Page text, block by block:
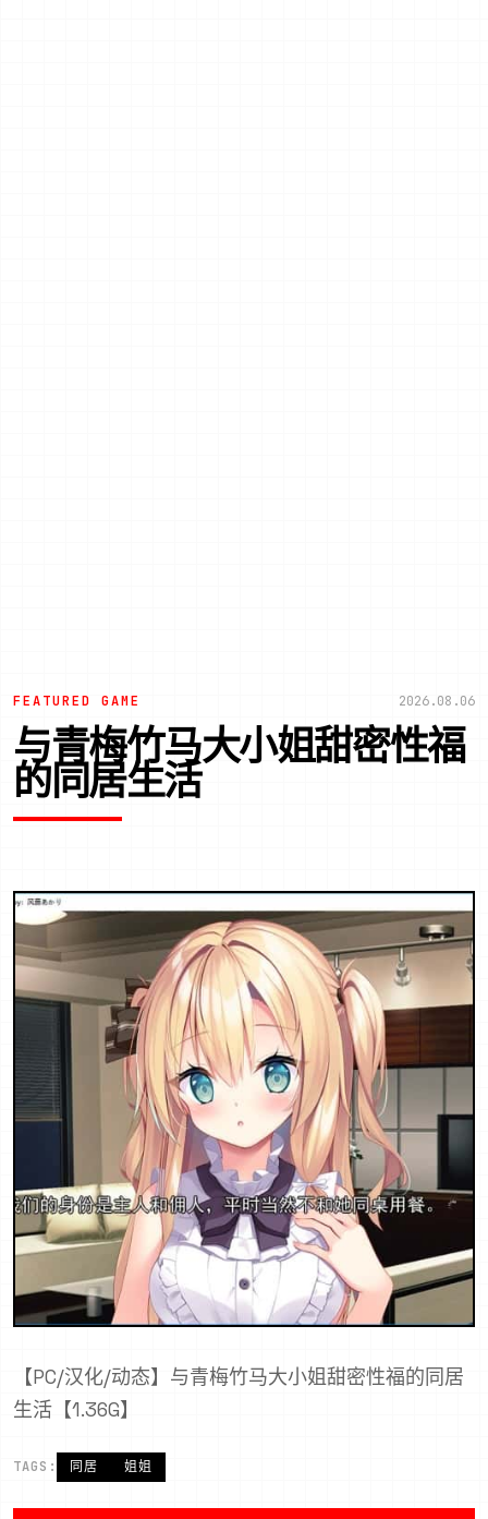
FEATURED GAME 2026.08.06
与青梅竹马大小姐甜密性福
的同居生活
【PC/汉化/动态】与青梅竹马大小姐甜密性福的同居
生活【1.36G】
TAGS: 同居 姐姐